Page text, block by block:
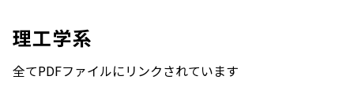
理工学系
全てPDFファイルにリンクされています